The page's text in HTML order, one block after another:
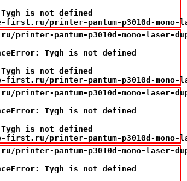
is not defined
first.ru/printer-pantum-p3010d-
pantum-p3010d-mono-laser-
Tygh is not defined
is not defined
first.ru/printer-pantum-p3010d-
pantum-p3010d-mono-laser-
Tygh is not defined
is not defined
first.ru/printer-pantum-p3010d-
pantum-p3010d-mono-laser-
Tygh is not defined